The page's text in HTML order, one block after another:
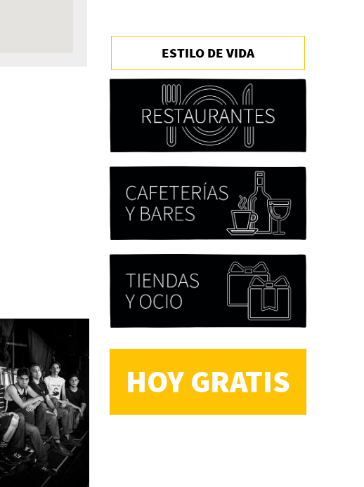
Chicas tristes de Fernanda
Tovar
Paloma Pulisci
Eva Valero Juan: "Una
mirada que construía un
universo donde lo único
importante eran los amigos
y la literatura"
Martín Carrasco
CS, de José María Salazar
ESTILO DE VIDA
HOY GRATIS